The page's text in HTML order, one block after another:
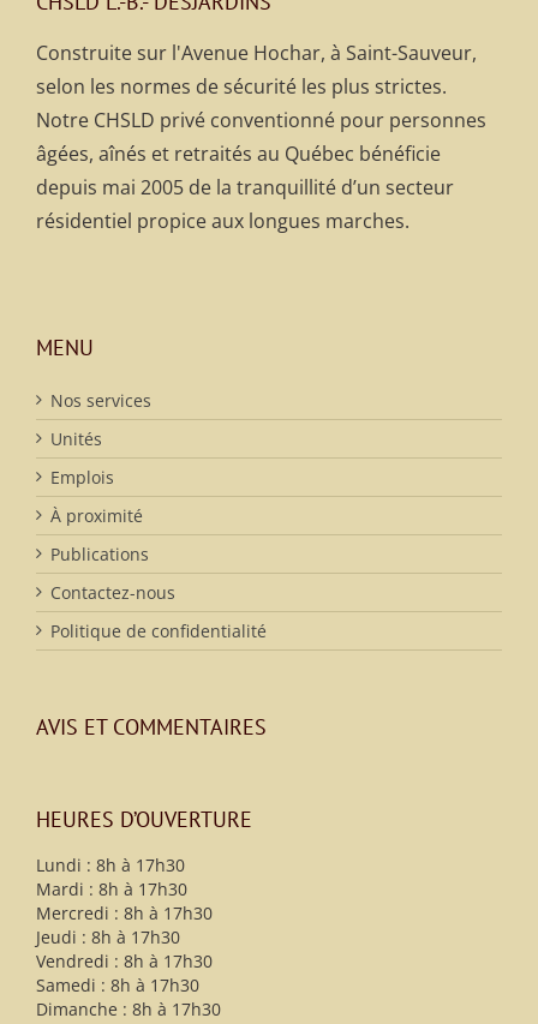
Construite sur l'Avenue Hochar, à Saint-Sauveur,
selon les normes de sécurité les plus strictes.
Notre CHSLD privé conventionné pour personnes
âgées, aînés et retraités au Québec bénéficie
depuis mai 2005 de la tranquillité d’un secteur
résidentiel propice aux longues marches.
MENU
Nos services
Unités
Emplois
À proximité
Publications
Contactez-nous
Politique de confidentialité
AVIS ET COMMENTAIRES
HEURES D’OUVERTURE
Lundi : 8h à 17h30
Mardi : 8h à 17h30
Mercredi : 8h à 17h30
Jeudi : 8h à 17h30
Vendredi : 8h à 17h30
Samedi : 8h à 17h30
Dimanche : 8h à 17h30